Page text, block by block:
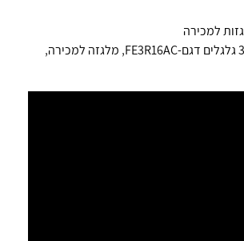
למכירה
, מלגזה למכירה,